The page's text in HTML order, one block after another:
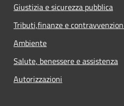
Giustizia e sicurezza pubblica
Tributi,finanze e
Ambiente
Salute, benessere e assistenza
Autorizzazioni